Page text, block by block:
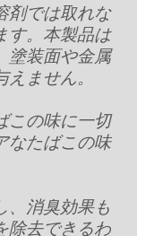
剤では取れな
す。本製品は
塗装面や金属
ません。
この味に一切
なたばこの味
、消臭効果も
除去できるわ